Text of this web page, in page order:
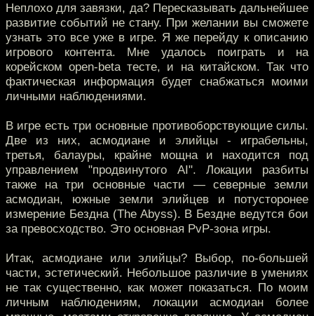
Неплохо для завязки, да? Пересказывать дальнейшее
развитие событий не стану. При желании вы сможете
узнать это все уже в игре. Я же перейду к описанию
игрового контента. Мне удалось поиграть и на
корейском open-beta тесте, и на китайском. Так что
фактическая информация будет снабжаться моими
личными наблюдениями.
В игре есть три основные противоборствующие силы.
Две из них, асмодиане и элийцы - играбельны,
третья, балауры, крайне мощна и находится под
управлением "продвинутого AI". Локации разбиты
также на три основные части — северные земли
асмодиан, южные земли элийцев и потусторонее
измерение Бездна (The Abyss). В Бездне ведутся бои
за превосходство. Это основная PvP-зона игры.
Итак, асмодиане или элийцы? Выбор, по-большей
части, эстетический. Небольшое различие в умениях
не так существенно, как может показаться. По моим
личным наблюдениям, локации асмодиан более